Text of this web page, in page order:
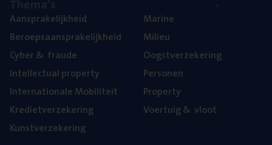
Aan­spra­ke­lijk­heid
Beroeps­aan­spra­ke­lijk­heid
Cyber& fraude
Intel­lec­tu­al property
Inter­na­ti­o­na­le Mobiliteit
Kre­diet­ver­ze­ke­ring
Kunst­ver­ze­ke­ring
Mari­ne
Mili­eu
Oogst­ver­ze­ke­ring
Per­so­nen
Pro­per­ty
Voer­tuig& vloot